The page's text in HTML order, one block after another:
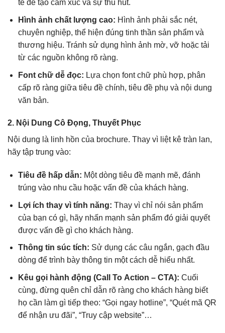
tế để tạo cảm xúc và sự thu hút.
Hình ảnh chất lượng cao: Hình ảnh phải sắc nét,
chuyên nghiệp, thể hiện đúng tinh thần sản phẩm và
thương hiệu. Tránh sử dụng hình ảnh mờ, vỡ hoặc tải
từ các nguồn không rõ ràng.
Font chữ dễ đọc: Lựa chọn font chữ phù hợp, phân
cấp rõ ràng giữa tiêu đề chính, tiêu đề phụ và nội dung
văn bản.
2. Nội Dung Cô Đọng, Thuyết Phục
Nội dung là linh hồn của brochure. Thay vì liệt kê tràn lan,
hãy tập trung vào:
Tiêu đề hấp dẫn: Một dòng tiêu đề mạnh mẽ, đánh
trúng vào nhu cầu hoặc vấn đề của khách hàng.
Lợi ích thay vì tính năng: Thay vì chỉ nói sản phẩm
của bạn có gì, hãy nhấn mạnh sản phẩm đó giải quyết
được vấn đề gì cho khách hàng.
Thông tin súc tích: Sử dụng các câu ngắn, gạch đầu
dòng để trình bày thông tin một cách dễ hiểu nhất.
Kêu gọi hành động (Call To Action – CTA): Cuối
cùng, đừng quên chỉ dẫn rõ ràng cho khách hàng biết
họ cần làm gì tiếp theo: “Gọi ngay hotline”, “Quét mã QR
để nhận ưu đãi”, “Truy cập website”…